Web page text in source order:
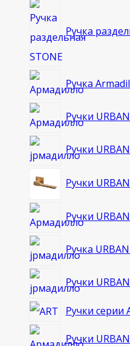
Ручка
Ручка
Ручки
Ручки
Ручки
Ручки
Ручка
Ручки URBAN
Ручки серии
Ручки